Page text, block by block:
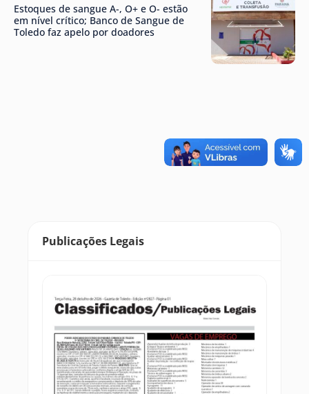
Estoques de sangue A-, O+ e O- estão
em nível crítico; Banco de Sangue de
Toledo faz apelo por doadores
Publicações Legais